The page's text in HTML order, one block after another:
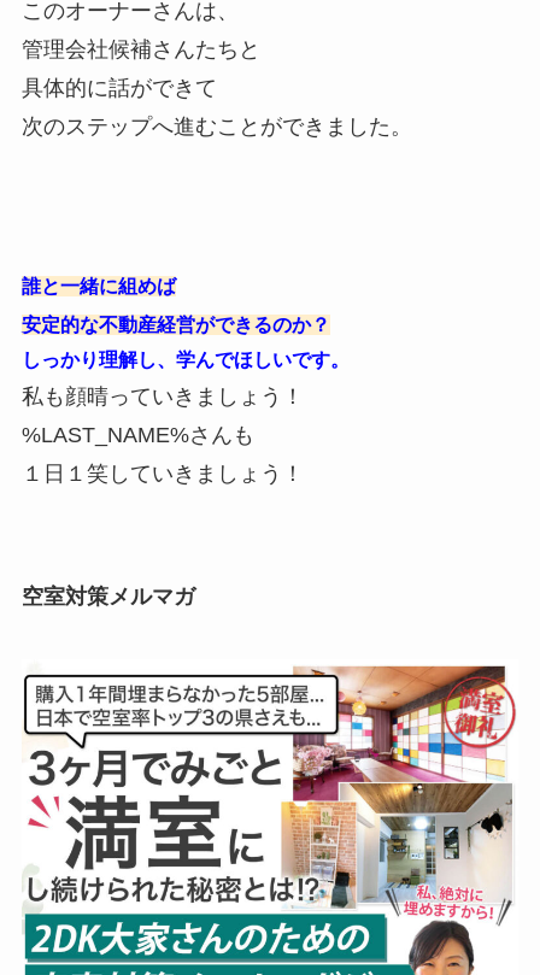
このオーナーさんは、
管理会社候補さんたちと
具体的に話ができて
次のステップへ進むことができました。
誰と一緒に組めば
安定的な不動産経営ができるのか？
しっかり理解し、学んでほしいです。
私も顔晴っていきましょう！
%LAST_NAME%さんも
１日１笑していきましょう！
空室対策メルマガ